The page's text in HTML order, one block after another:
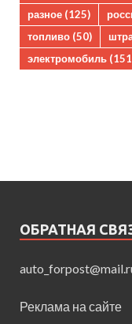
разное (125)
топливо (50)
электромобиль
ОБРАТНАЯ
Реклама на сайте